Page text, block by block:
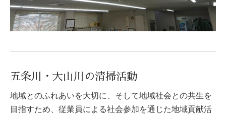
五条川・大山川の清掃活動
地域とのふれあいを大切に、そして地域社会との共生を
目指すため、従業員による社会参加を通じた地域貢献活